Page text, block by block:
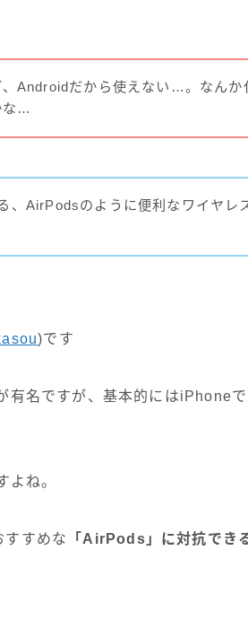
Androidだから使えない…。なんか
な…
、AirPodsのように便利なワイヤレ
)です
有名ですが、基本的にはiPhone
よね。
すめな
「AirPods」に対抗でき